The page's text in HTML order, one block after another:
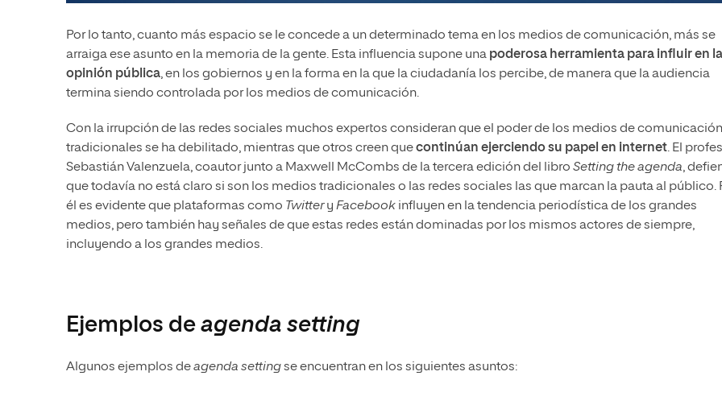
Por lo tanto, cuanto más espacio se le concede a un determinado tema en los medios de comunicación, más se
arraiga ese asunto en la memoria de la gente. Esta influencia supone una poderosa herramienta para influir en la
opinión pública, en los gobiernos y en la forma en la que la ciudadanía los percibe, de manera que la audiencia
termina siendo controlada por los medios de comunicación.
Con la irrupción de las redes sociales muchos expertos consideran que el poder de los medios de comunicación
tradicionales se ha debilitado, mientras que otros creen quecontinúan ejerciendo su papel en internet. El
Sebastián Valenzuela, coautor junto a Maxwell McCombs de la tercera edición del libro Setting the agenda,
que todavía no está claro si son los medios tradicionales o las redes sociales las que marcan la pauta al público.
él es evidente que plataformas como Twittery Facebook influyen en la tendencia periodística de los grandes
medios, pero también hay señales de que estas redes están dominadas por los mismos actores de siempre,
incluyendo a los grandes medios.
Ejemplos de agenda setting
Algunos ejemplos deagenda settingse encuentran en los siguientes asuntos: